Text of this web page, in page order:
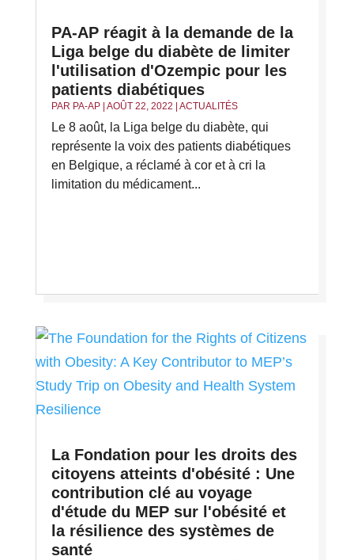
PA-AP réagit à la demande de la
Liga belge du diabète de limiter
l'utilisation d'Ozempic pour les
patients diabétiques
PAR PA-AP| AOÛT 22, 2022 ACTUALITÉS
Le 8 août, la Liga belge du diabète, qui
représente la voix des patients diabétiques
en Belgique, a réclamé à cor et à cri la
limitation du médicament...
La Fondation pour les droits des
citoyens atteints d'obésité : Une
contribution clé au voyage
d'étude du MEP sur l'obésité et
la résilience des systèmes de
santé